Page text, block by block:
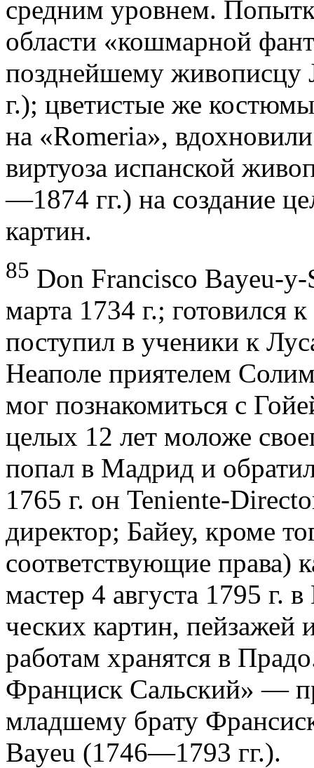
сред­ним уровнем.
области «кошмарной
позднейшему живописцу
г.); цветистые же
на «Romeria»,
виртуоза испанской
—1874 гг.) на созда­ние
картин.
85 Don Francisco Bayeu-y-
марта 1734 г.; готовился
поступил в ученики к
Неапо­ле приятелем
мог познакомиться с
целых 12 лет моложе
попал в Мадрид и
1765 г. он Teniente-
директор; Байеу, кроме
соответствующие пра­ва)
мастер 4 августа 1795 г.
ческих картин, пейзажей
работам хранятся в
Франциск Сальский» —
младшему бра­ту
Bayeu (1746—1793 гг.).